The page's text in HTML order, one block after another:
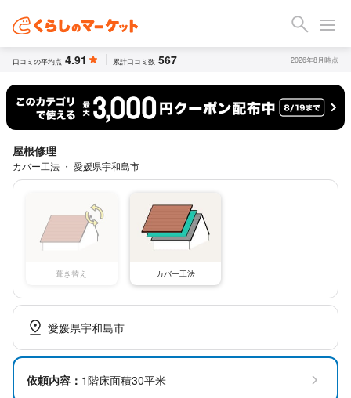
口コミの平均点 4.91 累計口コミ数 567 2026年8月時点
屋根修理
カバー工法 ・ 愛媛県宇和島市
葺き替え カバー工法
愛媛県宇和島市
依頼内容： 1階床面積30平米